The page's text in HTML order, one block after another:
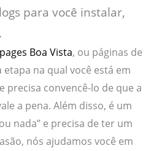
para você instalar,
Boa Vista, ou páginas de
na qual você está em
precisa convencê-lo de que a
a pena. Além disso, é um
nada” e precisa de ter um
nós ajudamos você em